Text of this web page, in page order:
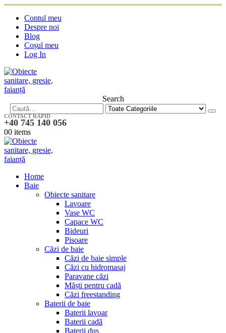
Contul meu
Despre noi
Blog
Coșul meu
Log In
Search
CONTACT RAPID
+40 745 140 056
00 items
Home
Baie
Obiecte sanitare
Lavoare
Vase WC
Capace WC
Bideuri
Pisoare
Căzi de baie
Căzi de baie simple
Căzi cu hidromasaj
Paravane căzi
Măști pentru cadă
Căzi freestanding
Baterii de baie
Baterii lavoar
Baterii cadă
Baterii duș